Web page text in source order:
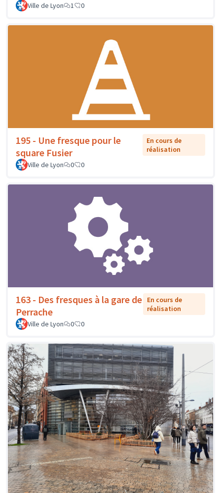
Ville de Lyon 1 0
195 - Une fresque pour le
square Fusier
En cours de
réalisation
Ville de Lyon
0 0
163 - Des fresques à la gare de
Perrache
En cours de
réalisation
Ville de Lyon
0 0